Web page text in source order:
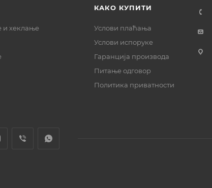
и хеклање
КАКО КУПИТИ
Услови плаћања
Услови испоруке
Гаранција производа
Питање одговор
Политика приватности